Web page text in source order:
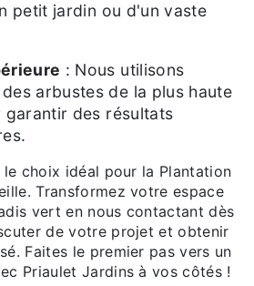
petit jardin ou d'un vaste
: Nous utilisons
arbustes de la plus haute
garantir des résultats
choix idéal pour la Plantation
Transformez votre espace
vert en nous contactant dès
de votre projet et obtenir
Faites le premier pas vers un
Priaulet Jardins à vos côtés !